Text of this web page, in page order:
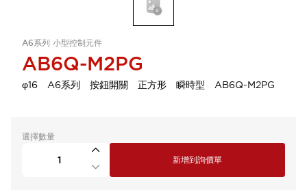
A6系列 小型控制元件
AB6Q-M2PG
φ16 A6系列 按鈕開關 正方形 瞬時型 AB6Q-M2PG
選擇數量
新增到詢價單